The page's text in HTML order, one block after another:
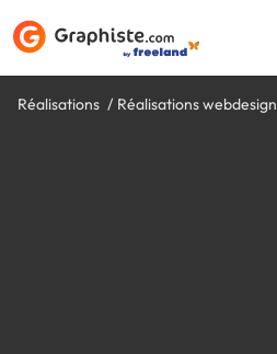
Réalisations Réalisations webdesign